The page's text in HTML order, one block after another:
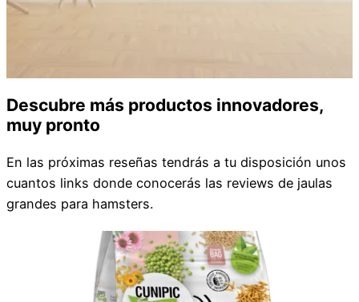
Descubre más productos innovadores,
muy pronto
En las próximas reseñas tendrás a tu disposición unos
cuantos links donde conocerás las reviews de jaulas
grandes para hamsters.